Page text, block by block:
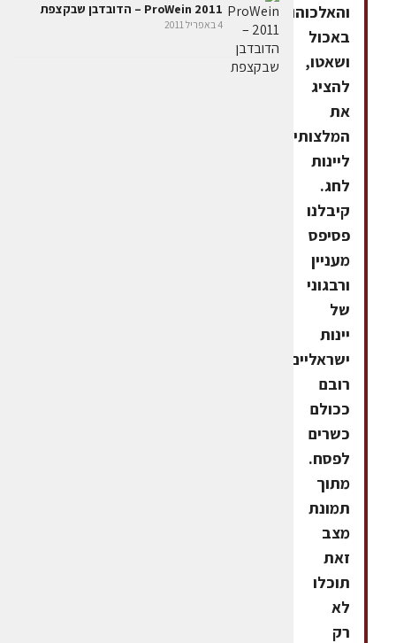
והאלכוהול
באכול
ושאטו,
להציג
את
המלצותיהם
ליינות
לחג.
קיבלנו
פסיפס
מעניין
ורבגוני
של
יינות
ישראליים,
רובם
ככולם
כשרים
לפסח.
מתוך
תמונת
מצב
זאת
תוכלו
לא
רק
ProWein 2011 – הדובדבן שבקצפת
4 באפריל 2011